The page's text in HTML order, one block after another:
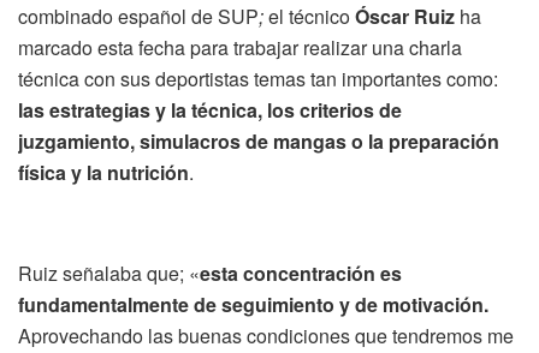
combinado español de SUP;el técnicoÓscar Ruiz ha
marcado esta fecha para trabajar realizar una charla
técnica con sus deportistas temas tan importantes como:
las estrategias y la técnica, los criterios de
juzgamiento, simulacros de mangas o la preparación
física y la nutrición.
Ruiz señalaba que; «esta concentración es
fundamentalmente de seguimiento y de motivación.
Aprovechando las buenas condiciones que tendremos me